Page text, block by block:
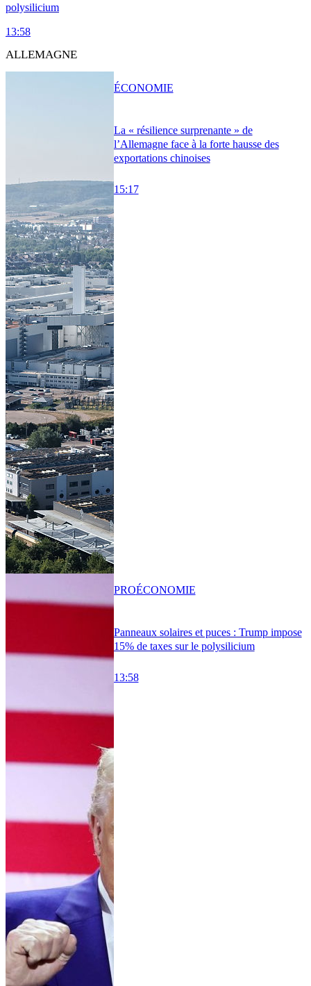
polysilicium
13:58
ALLEMAGNE
La « résilience surprenante » de
l’Allemagne face à la forte hausse des
exportations chinoises
15:17
ÉCONOMIE
Panneaux solaires et puces : Trump impose
15% de taxes sur le polysilicium
13:58
PROÉCONOMIE